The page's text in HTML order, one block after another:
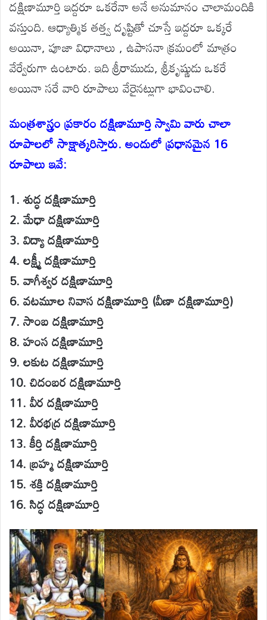
దక్షిణామూర్తి ఇద్దరూ ఒకరేనా అనే అనుమానం చాలామందికి
వస్తుంది. ఆధ్యాత్మిక తత్త్వ దృష్టితో చూస్తే ఇద్దరూ ఒక్కరే
అయినా, పూజా విధానాలు , ఉపాసనా క్రమంలో మాత్రం
వేర్వేరుగా ఉంటారు. ఇది శ్రీరాముడు, శ్రీకృష్ణుడు ఒకరే
అయినా సరే వారి రూపాలు వేరైనట్లుగా భావించాలి.
మంత్రశాస్త్రం ప్రకారం దక్షిణామూర్తి స్వామి వారు చాలా
రూపాలలో సాక్షాత్కరిస్తారు. అందులో ప్రధానమైన 16
రూపాలు ఇవే:
1. శుద్ధ దక్షిణామూర్తి
2. మేధా దక్షిణామూర్తి
3. విద్యా దక్షిణామూర్తి
4. లక్ష్మీ దక్షిణామూర్తి
5. వాగీశ్వర దక్షిణామూర్తి
6. వటమూల నివాస దక్షిణామూర్తి (వీణా దక్షిణామూర్తి)
7. సాంబ దక్షిణామూర్తి
8. హంస దక్షిణామూర్తి
9. లకుట దక్షిణామూర్తి
10. చిదంబర దక్షిణామూర్తి
11. వీర దక్షిణామూర్తి
12. వీరభద్ర దక్షిణామూర్తి
13. కీర్తి దక్షిణామూర్తి
14. బ్రహ్మ దక్షిణామూర్తి
15. శక్తి దక్షిణామూర్తి
16. సిద్ధ దక్షిణామూర్తి